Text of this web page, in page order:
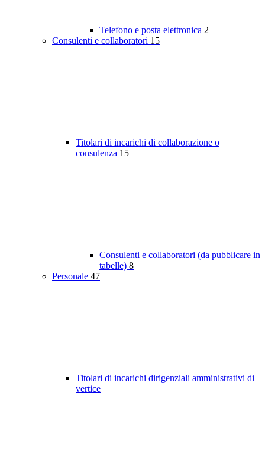
Telefono e posta elettronica 2
Consulenti e collaboratori 15
Titolari di incarichi di collaborazione o
consulenza 15
Consulenti e collaboratori (da pubblicare in
tabelle) 8
Personale 47
Titolari di incarichi dirigenziali amministrativi di
vertice